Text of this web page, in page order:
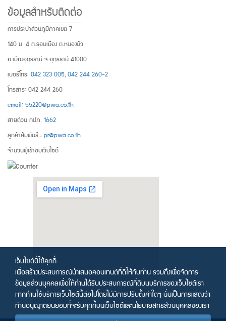
ข้อมูลสำหรับติดต่อ
การประปาส่วนภูมิภาคเขต 7
140 ม. 4 ถ.รอบเมือง ต.หนองบัว
อ.เมืองอุดรธานี จ.อุดรธานี 41000
เบอร์โทร: 042 323 005,042 244 260-2
โทรสาร: 042 244 260
email: 55220@pwa.co.th
สายด่วน กปภ. 1662
ลูกค้าสัมพันธ์ : pr@pwa.co.th
จำนวนผู้เข้าชมเว็บไซต์
เว็บไซต์นี้ใช้คุกกี้
เพื่อสร้างประสบการณ์นำเสนอคอนเทนต์ที่ดีให้กับท่าน รวมถึงเพื่อจัดการ
ข้อมูลส่วนบุคคลเพื่อให้ท่านได้รับประสบการณ์ที่ดีบนบริการของเว็บไซต์เรา
หากท่านใช้บริการเว็บไซต์นี้ต่อไปโดยไม่มีการปรับตั้งค่าใดๆ นั่นเป็นการแสดงว่า
ท่านอนุญาตยินยอมที่จะรับคุกกี้บนเว็บไซต์และนโยบายสิทธิส่วนบุคคลของเรา